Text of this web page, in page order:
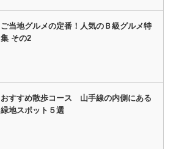
ご当地グルメの定番！人気のＢ級グルメ特
集 その2
おすすめ散歩コース 山手線の内側にある
緑地スポット５選